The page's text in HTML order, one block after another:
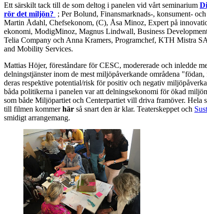
Ett särskilt tack till de som deltog i panelen vid vårt seminarium
rör det miljön? ; Per Bolund, Finansmarknads-, konsument-
Martin Ådahl, Chefsekonom, (C), Åsa Minoz, Expert på
ekonomi, ModigMinoz, Magnus Lindwall, Business
Telia Company och Anna Kramers, Programchef, KTH Mistra
and Mobility Services.
Mattias Höjer, föreståndare för CESC, modererade och inledde
delningstjänster inom de mest miljöpåverkande områdena
deras respektive potential/risk för positiv och negativ
båda politikerna i panelen var att delningsekonomi för ökad
som både Miljöpartiet och Centerpartiet vill driva framöver. Hela
till filmen kommerhär så snart den är klar. Teaterskeppet och
smidigt arrangemang.